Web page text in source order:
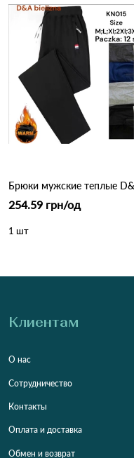
254.59 грн/од
1 шт
Клиентам
О нас
Сотрудничество
Контакты
Оплата и доставка
Обмен и возврат